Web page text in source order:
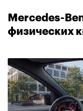
Mercedes-
физических